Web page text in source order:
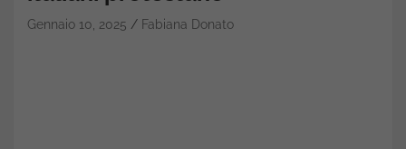
Gennaio 10, 2025 Fabiana Donato